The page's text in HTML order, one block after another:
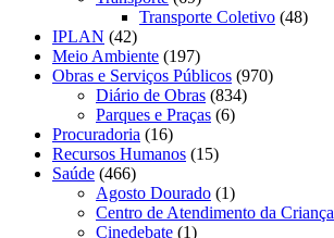
Transporte Coletivo (48)
IPLAN (42)
Meio Ambiente (197)
Obras e Serviços Públicos (970)
Diário de Obras (834)
Parques e Praças (6)
Procuradoria (16)
Recursos Humanos (15)
Saúde (466)
Agosto Dourado (1)
Centro de Atendimento da Criança
Cinedebate (1)